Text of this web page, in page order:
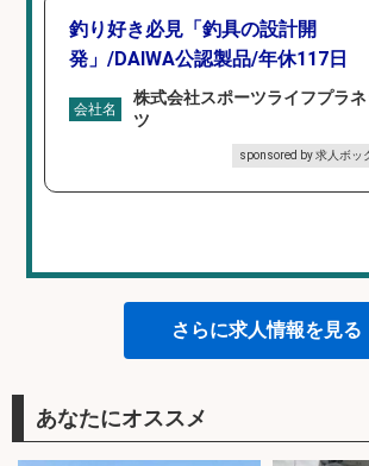
釣り好き必見「釣具の設計開
発」/DAIWA公認製品/年休117日
会社名
株式会社スポーツライフプラネ
ツ
sponsored by 求人ボッ
さらに求人情報を見る
あなたにオススメ